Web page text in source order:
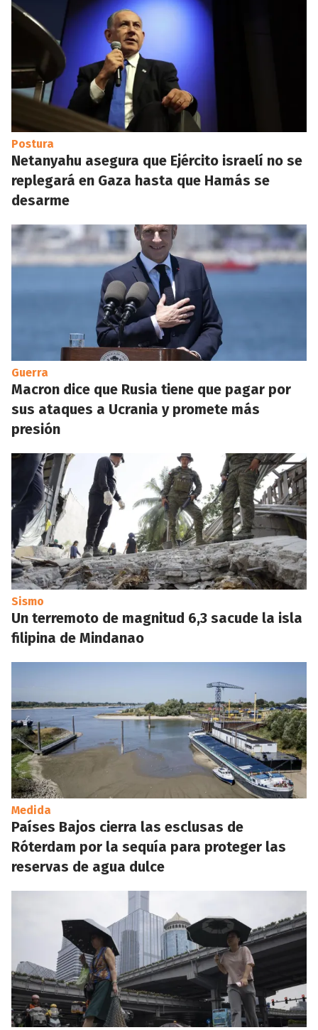
Postura
Netanyahu asegura que Ejército israelí no se
replegará en Gaza hasta que Hamás se
desarme
Guerra
Macron dice que Rusia tiene que pagar por
sus ataques a Ucrania y promete más
presión
Sismo
Un terremoto de magnitud 6,3 sacude la isla
filipina de Mindanao
Medida
Países Bajos cierra las esclusas de
Róterdam por la sequía para proteger las
reservas de agua dulce